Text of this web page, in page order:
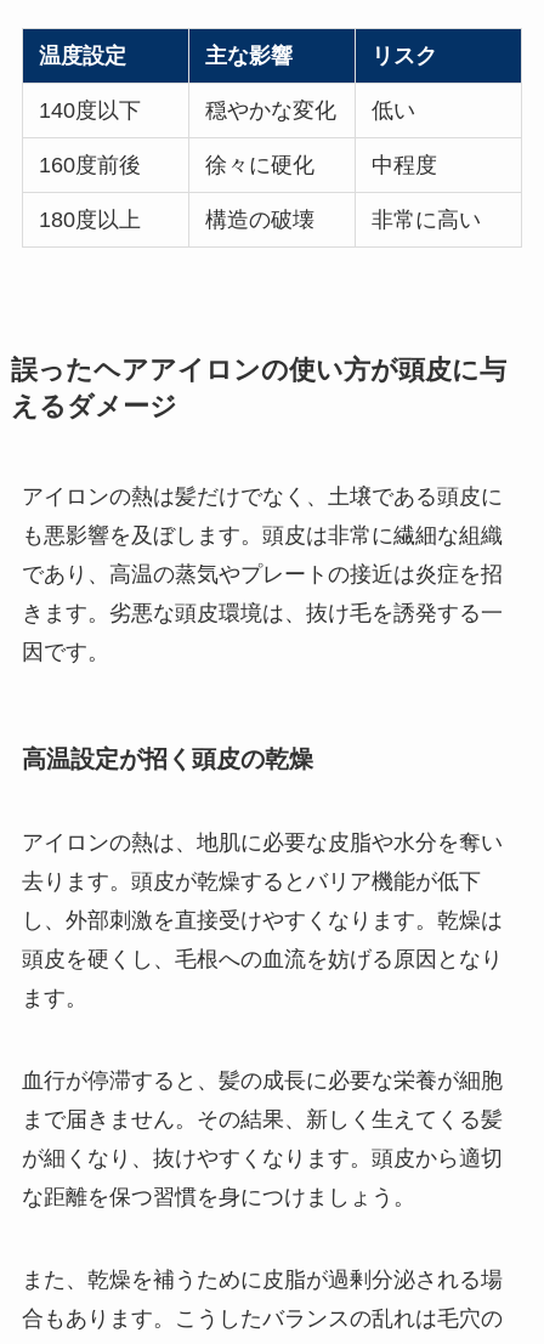
温度設定 主な影響 リスク
140度以下 穏やかな変化 低い
160度前後 徐々に硬化 中程度
180度以上 構造の破壊 非常に高い
誤ったヘアアイロンの使い方が頭皮に与
えるダメージ
アイロンの熱は髪だけでなく、土壌である頭皮に
も悪影響を及ぼします。頭皮は非常に繊細な組織
であり、高温の蒸気やプレートの接近は炎症を招
きます。劣悪な頭皮環境は、抜け毛を誘発する一
因です。
高温設定が招く頭皮の乾燥
アイロンの熱は、地肌に必要な皮脂や水分を奪い
去ります。頭皮が乾燥するとバリア機能が低下
し、外部刺激を直接受けやすくなります。乾燥は
頭皮を硬くし、毛根への血流を妨げる原因となり
ます。
血行が停滞すると、髪の成長に必要な栄養が細胞
まで届きません。その結果、新しく生えてくる髪
が細くなり、抜けやすくなります。頭皮から適切
な距離を保つ習慣を身につけましょう。
また、乾燥を補うために皮脂が過剰分泌される場
合もあります。こうしたバランスの乱れは毛穴の